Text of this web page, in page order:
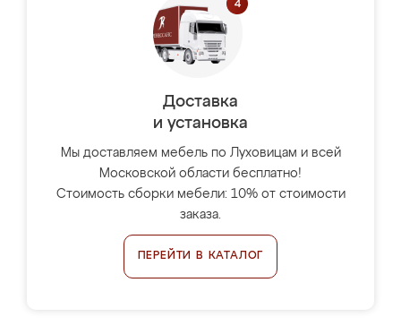
Доставка
и установка
Мы доставляем мебель по Луховицам и всей
Московской области бесплатно!
Стоимость сборки мебели: 10% от стоимости
заказа.
ПЕРЕЙТИ В КАТАЛОГ